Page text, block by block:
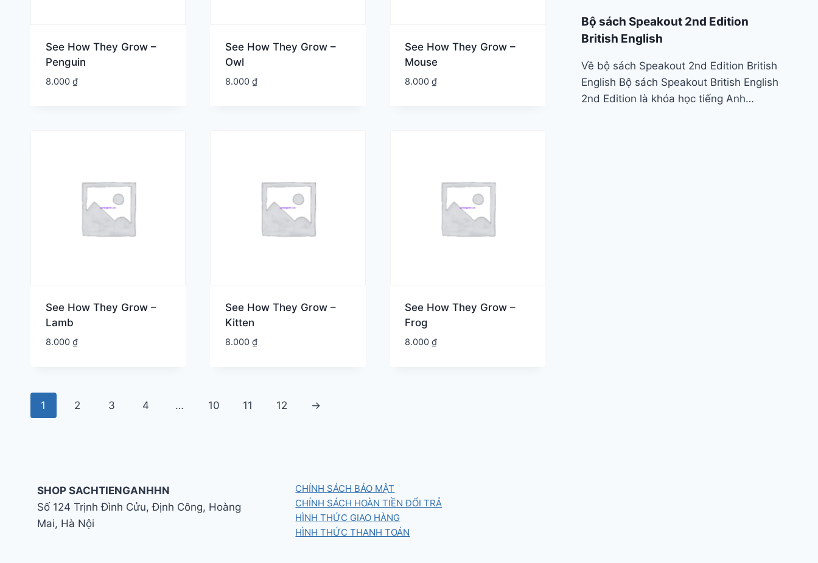
See How They Grow –
Penguin
8.000 ₫
See How They Grow –
Owl
8.000 ₫
See How They Grow –
Mouse
8.000₫
See How They Grow –
Lamb
8.000 ₫
See How They Grow –
Kitten
8.000 ₫
See How They Grow –
Frog
8.000₫
1 2 3 4 … 10 11 12 →
Bộ sách Speakout 2nd Edition
British English
Về bộ sách Speakout 2nd Edition British
English Bộ sách Speakout British English
2nd Edition là khóa học tiếng Anh…
SHOP SACHTIENGANHHN
Số 124 Trịnh Đình Cửu, Định Công, Hoàng
Mai, Hà Nội
CHÍNH SÁCH BẢO MẬT
CHÍNH SÁCH HOÀN TIỀN ĐỔI TRẢ
HÌNH THỨC GIAO HÀNG
HÌNH THỨC THANH TOÁN